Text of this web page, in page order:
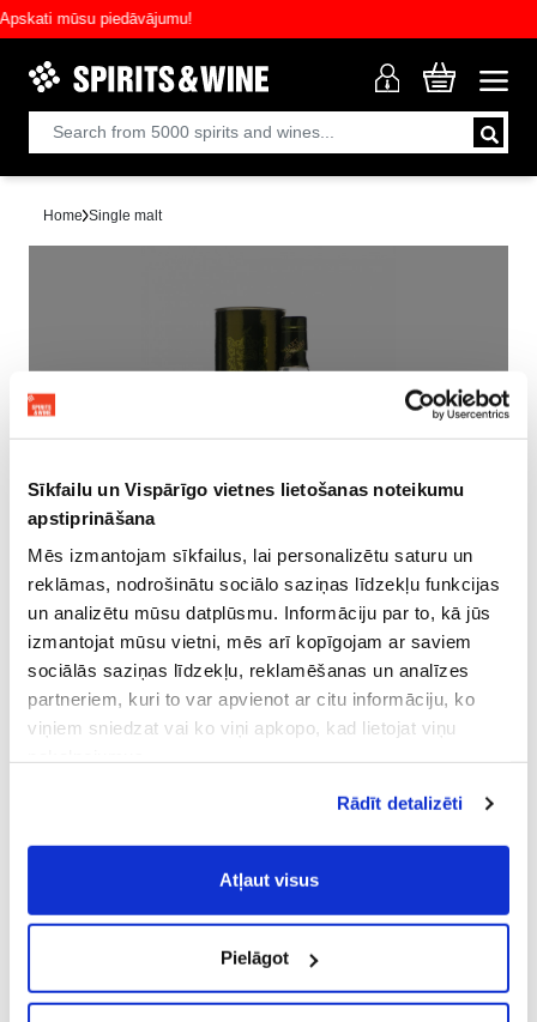
Sīkfailu un Vispārīgo vietnes lietošanas noteikumu
apstiprināšana
Mēs izmantojam sīkfailus, lai personalizētu saturu un
reklāmas, nodrošinātu sociālo saziņas līdzekļu funkcijas
un analizētu mūsu datplūsmu. Informāciju par to, kā jūs
izmantojat mūsu vietni, mēs arī kopīgojam ar saviem
sociālās saziņas līdzekļu, reklamēšanas un analīzes
partneriem, kuri to var apvienot ar citu informāciju, ko
viņiem sniedzat vai ko viņi apkopo, kad lietojat viņu
Vispārīgiem vietnes lietošanas
noteikumiem(saīsināti - VVLN).
Rādīt detalizēti
Atļaut visus
Pielāgot
mūsu piedāvājumu!
Home Single malt
The image is illustrative, the actual appearance of the item may differ
Single malt
HART BROTHERS BOWMORE 15YO
PRODUCT INFORMATION